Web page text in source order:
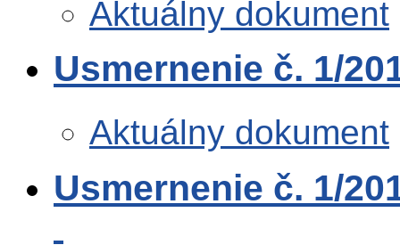
Aktuálny dokument
Usmernenie č. 1/
Aktuálny dokument
Usmernenie č. 1/